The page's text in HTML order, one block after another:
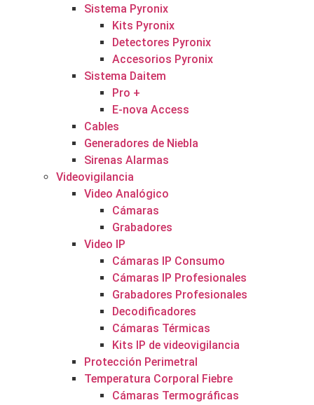
Sistema Pyronix
Kits Pyronix
Detectores Pyronix
Accesorios Pyronix
Sistema Daitem
Pro +
E-nova Access
Cables
Generadores de Niebla
Sirenas Alarmas
Videovigilancia
Video Analógico
Cámaras
Grabadores
Video IP
Cámaras IP Consumo
Cámaras IP Profesionales
Grabadores Profesionales
Decodificadores
Cámaras Térmicas
Kits IP de videovigilancia
Protección Perimetral
Temperatura Corporal Fiebre
Cámaras Termográficas